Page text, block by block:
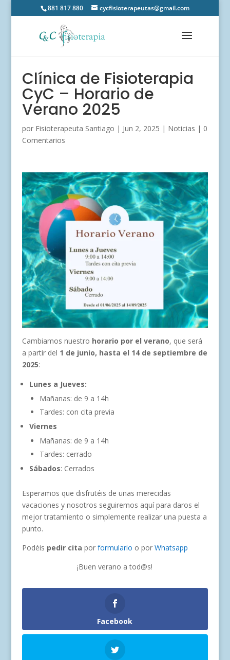
881 817 880 cycfisioterapeutas@gmail.com
Clínica de Fisioterapia
CyC – Horario de
Verano 2025
por Fisioterapeuta Santiago | Jun 2, 2025 | Noticias | 0
Comentarios
Cambiamos nuestro horario por el verano, que será
a partir del 1 de junio, hasta el 14 de septiembre de
2025:
Lunes a Jueves:
Mañanas: de 9 a 14h
Tardes: con cita previa
Viernes
Mañanas: de 9 a 14h
Tardes: cerrado
Sábados: Cerrados
Esperamos que disfrutéis de unas merecidas
vacaciones y nosotros seguiremos aquí para daros el
mejor tratamiento o simplemente realizar una puesta a
punto.
Podéis pedir cita por formulario o por Whatsapp
¡Buen verano a tod@s!
Facebook